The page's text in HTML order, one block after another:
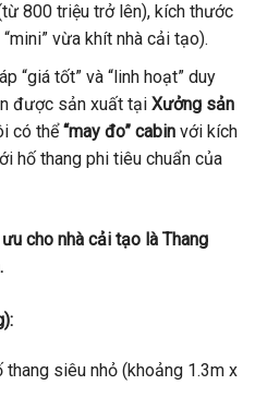
800 triệu trở lên), kích thước
vừa khít nhà cải tạo).
“giá tốt” và “linh hoạt” duy
được sản xuất tại Xưởng sản
có thể“may đo” cabinvới kích
hố thang phi tiêu chuẩn của
cho nhà cải tạo là Thang
thang siêu nhỏ (khoảng 1.3m x